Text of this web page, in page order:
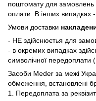
поштомату для замовлень
оплати. В інших випадках
Умови доставки
- НЕ здійснюєтья для
- в окремих випадках
символічної передоплати
Засоби Meder за межі
обмеження, встановлені
1. Передоплата за